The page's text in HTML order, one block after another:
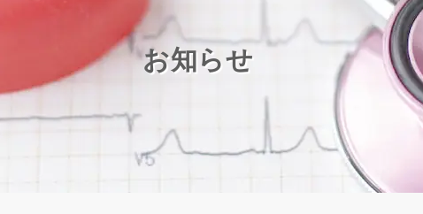
お知らせ